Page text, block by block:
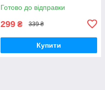
Готово до відправки
299 ₴ 339 ₴
Купити